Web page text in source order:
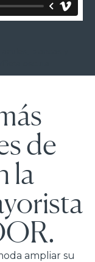
de
la
ampliar su